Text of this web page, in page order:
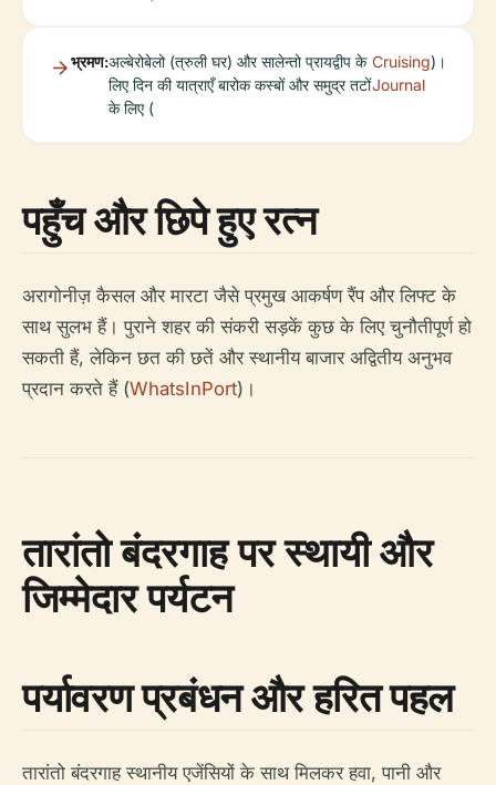
भ्रमण:अल्बेरोबेलो (त्रुली घर) और सालेन्तो प्रायद्वीप के
लिए दिन की यात्राएँ बारोक कस्बों और समुद्र तटों
के लिए (
Cruising
Journal
)।
पहुँच और छिपे हुए रत्न
अरागोनीज़ कैसल और मारटा जैसे प्रमुख आकर्षण रैंप और लिफ्ट के
साथ सुलभ हैं। पुराने शहर की संकरी सड़कें कुछ के लिए चुनौतीपूर्ण हो
सकती हैं, लेकिन छत की छतें और स्थानीय बाजार अद्वितीय अनुभव
प्रदान करते हैं (WhatsInPort)।
तारांतो बंदरगाह पर स्थायी और
जिम्मेदार पर्यटन
पर्यावरण प्रबंधन और हरित पहल
तारांतो बंदरगाह स्थानीय एजेंसियों के साथ मिलकर हवा, पानी और